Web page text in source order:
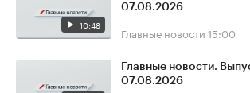
10:48
07.08.2026
Главные новости 15:00
Главные новости.
07.08.2026